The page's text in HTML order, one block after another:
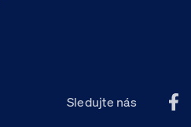
Sledujte nás